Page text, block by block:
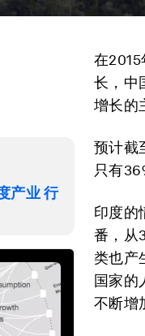
产业 行
在
长，中
增长的
预计截
只有
印度的
番，从
类也产
国家的
不断增